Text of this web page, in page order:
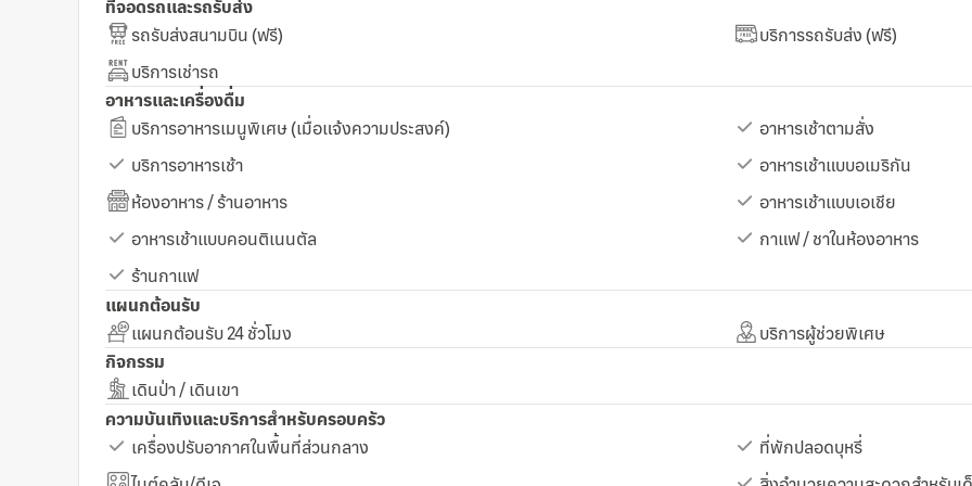
ที่จอดรถและรถรับส่ง
รถรับส่งสนามบิน (ฟรี)
บริการรถรับส่ง (ฟรี)
บริการเช่ารถ
อาหารและเครื่องดื่ม
บริการอาหารเมนูพิเศษ (เมื่อแจ้งความประสงค์)
อาหารเช้าตามสั่ง
บริการอาหารเช้า
อาหารเช้าแบบอเมริกัน
ห้องอาหาร / ร้านอาหาร
อาหารเช้าแบบเอเชีย
อาหารเช้าแบบคอนติเนนตัล
กาแฟ / ชาในห้องอาหาร
ร้านกาแฟ
แผนกต้อนรับ
แผนกต้อนรับ 24 ชั่วโมง
บริการผู้ช่วยพิเศษ
กิจกรรม
เดินป่า / เดินเขา
ความบันเทิงและบริการสำหรับครอบครัว
เครื่องปรับอากาศในพื้นที่ส่วนกลาง
ที่พักปลอดบุหรี่